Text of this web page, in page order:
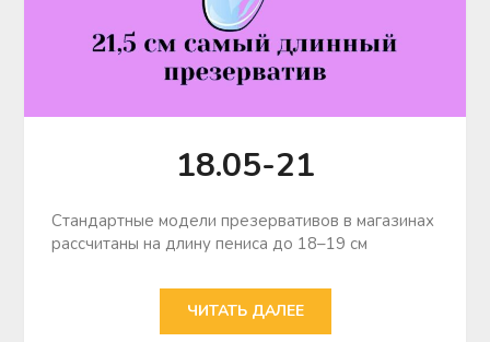
18.05-21
Стандартные модели презервативов в магазинах
рассчитаны на длину пениса до 18–19 см
ЧИТАТЬ ДАЛЕЕ